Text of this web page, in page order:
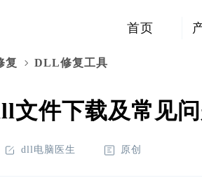
首页
复 DLL修复工具
文件下载及常见
dll电脑医生 原创